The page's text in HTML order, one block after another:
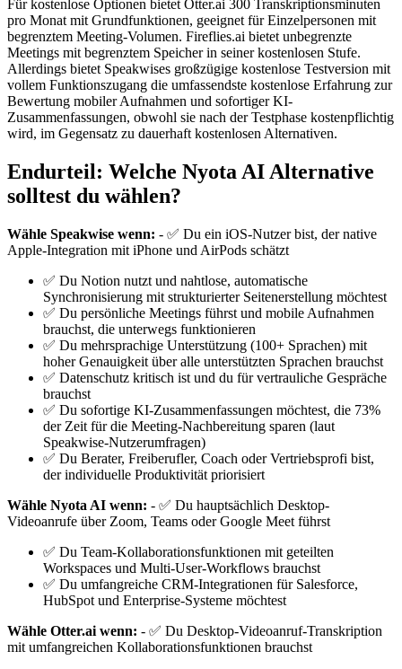
Für kostenlose Optionen bietet Otter.ai 300 Transkriptionsminuten
pro Monat mit Grundfunktionen, geeignet für Einzelpersonen mit
begrenztem Meeting-Volumen. Fireflies.ai bietet unbegrenzte
Meetings mit begrenztem Speicher in seiner kostenlosen Stufe.
Allerdings bietet Speakwises großzügige kostenlose Testversion mit
vollem Funktionszugang die umfassendste kostenlose Erfahrung zur
Bewertung mobiler Aufnahmen und sofortiger KI-
Zusammenfassungen, obwohl sie nach der Testphase kostenpflichtig
wird, im Gegensatz zu dauerhaft kostenlosen Alternativen.
Endurteil: Welche Nyota AI Alternative
solltest du wählen?
Wähle Speakwise wenn: - ✅ Du ein iOS-Nutzer bist, der native
Apple-Integration mit iPhone und AirPods schätzt
✅ Du Notion nutzt und nahtlose, automatische
Synchronisierung mit strukturierter Seitenerstellung möchtest
✅ Du persönliche Meetings führst und mobile Aufnahmen
brauchst, die unterwegs funktionieren
✅ Du mehrsprachige Unterstützung (100+ Sprachen) mit
hoher Genauigkeit über alle unterstützten Sprachen brauchst
✅ Datenschutz kritisch ist und du für vertrauliche Gespräche
brauchst
✅ Du sofortige KI-Zusammenfassungen möchtest, die 73%
der Zeit für die Meeting-Nachbereitung sparen (laut
Speakwise-Nutzerumfragen)
✅ Du Berater, Freiberufler, Coach oder Vertriebsprofi bist,
der individuelle Produktivität priorisiert
Wähle Nyota AI wenn: - ✅ Du hauptsächlich Desktop-
Videoanrufe über Zoom, Teams oder Google Meet führst
✅ Du Team-Kollaborationsfunktionen mit geteilten
Workspaces und Multi-User-Workflows brauchst
✅ Du umfangreiche CRM-Integrationen für Salesforce,
HubSpot und Enterprise-Systeme möchtest
Wähle Otter.ai wenn: - ✅ Du Desktop-Videoanruf-Transkription
mit umfangreichen Kollaborationsfunktionen brauchst